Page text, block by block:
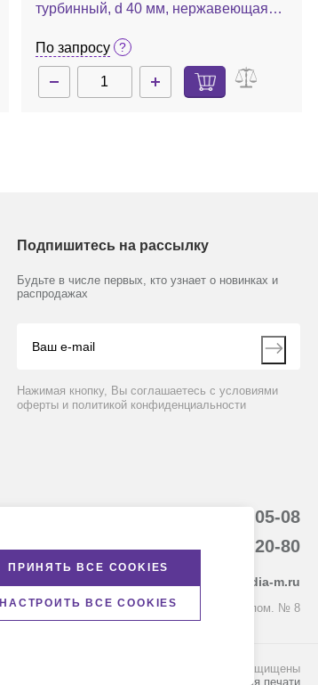
турбинный, d 40 мм, нержавеющая
По запросу
Подпишитесь на рассылку
Будьте в числе первых, кто узнает о новинках и
распродажах
Нажимая кнопку, Вы соглашаетесь с условиями
оферты и политикой конфиденциальности
8 (800) 234-05-08
+7 (843) 210-20-80
kazan@dia-m.ru
420111 ул. Профсоюзная, д.40-42, пом. № 8
© Диаэм, 1988 — 2026. Все права защищены
Версия для печати
ПРИНЯТЬ ВСЕ COOKIES
НАСТРОИТЬ ВСЕ COOKIES